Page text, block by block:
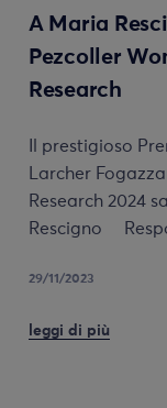
A Maria
Pezcoller
Research
Il prestigioso
Larcher
Research 2024
Rescigno
29/11/2023
leggi di più